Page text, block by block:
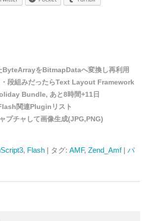
ByteArrayをBitmapDataへ変換し再利用
段組みだったらText Layout Framework
Bundle, あと8時間+11日
関連Pluginリスト
プチャして画像生成(JPG,PNG)
, Flash | タグ: AMF, Zend_Amf| パ